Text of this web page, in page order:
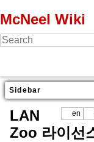
McNeel Wiki
Sidebar
en
LAN
Zoo 라이선